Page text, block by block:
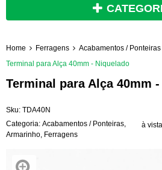
Home Ferragens
Acabamentos / Ponteiras
Terminal para Alça 40mm - Niquelado
Terminal para Alça 40mm
Sku: TDA40N
Categoria: Acabamentos / Ponteiras
Armarinho Ferragens
à vista